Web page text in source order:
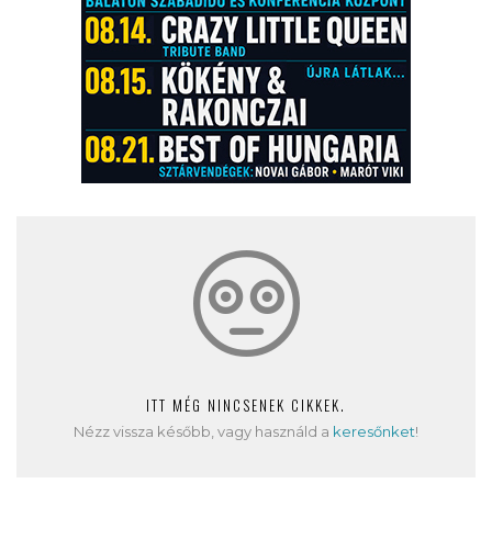
ITT MÉG NINCSENEK CIKKEK.
Nézz vissza később, vagy használd a keresőnket!